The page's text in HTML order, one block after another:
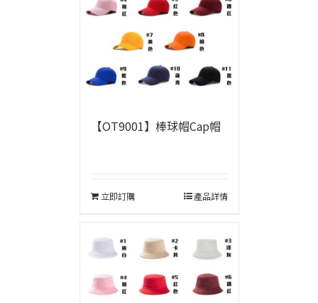
【OT9001】棒球帽Cap帽
立即訂購 產品詳情